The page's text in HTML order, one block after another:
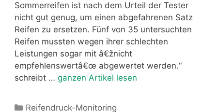
Sommerreifen ist nach dem Urteil der Tester
nicht gut genug, um einen abgefahrenen Satz
Reifen zu ersetzen. Fünf von 35 untersuchten
Reifen mussten wegen ihrer schlechten
Leistungen sogar mit â€žnicht
empfehlenswertâ€œ abgewertet werden.“
schreibt … ganzen Artikel lesen
Kategorien
Reifendruck-Monitoring